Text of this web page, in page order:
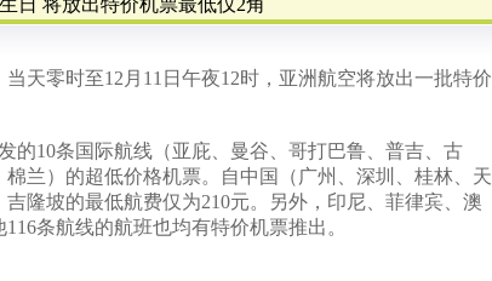
日 将放出特价机票最低仅2角
当天零时至12 月 11 日 午夜12时，亚洲航空将放出一批特价
的10条国际航线（亚庇、曼谷、哥打巴鲁、普吉、古
兰）的超低价格机票。自中国（广州、深圳、桂林、天
隆坡的最低航费仅为210元。另外，印尼、菲律宾、澳
116条航线的航班也均有特价机票推出。